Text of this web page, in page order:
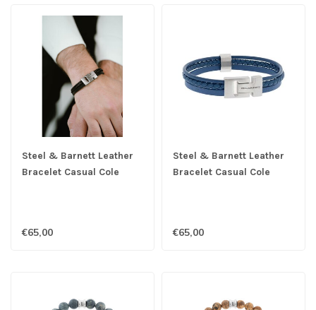
Steel & Barnett Leather
Bracelet Casual Cole
€65,00
Steel & Barnett Leather
Bracelet Casual Cole
€65,00